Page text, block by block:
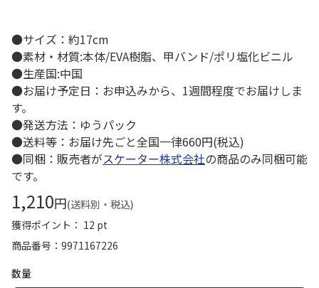
●サイズ：約17cm
●素材・材質:本体/EVA樹脂、甲バンド/ポリ塩化ビニル
●生産国:中国
●お届け予定日：お申込みから、1週間程度でお届けしま
す。
●発送方法：ゆうパック
●送料等：お届け先ごと全国一律660円(税込)
●同梱：販売者がスケーター株式会社の商品のみ同梱可能
です。
1,210円(送料別・税込)
獲得ポイント： 12 pt
商品番号
9971167226
数量